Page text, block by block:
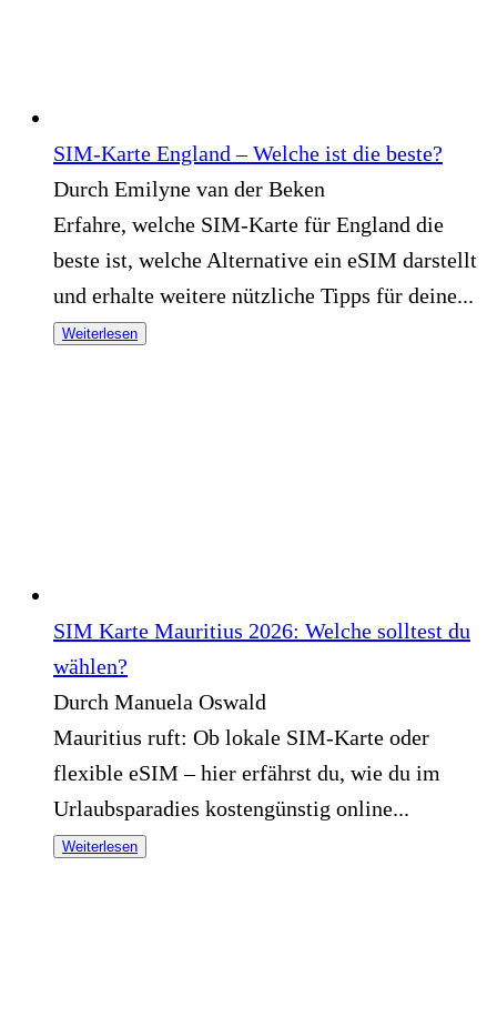
SIM-Karte England – Welche ist die beste?
Durch Emilyne van der Beken
Erfahre, welche SIM-Karte für England die
beste ist, welche Alternative ein eSIM darstellt
und erhalte weitere nützliche Tipps für deine...
Weiterlesen
SIM Karte Mauritius 2026: Welche solltest du
wählen?
Durch Manuela Oswald
Mauritius ruft: Ob lokale SIM-Karte oder
flexible eSIM – hier erfährst du, wie du im
Urlaubsparadies kostengünstig online...
Weiterlesen